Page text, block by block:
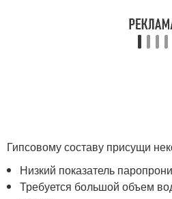
Гипсовому составу присущи
Низкий показатель
Требуется большой объем